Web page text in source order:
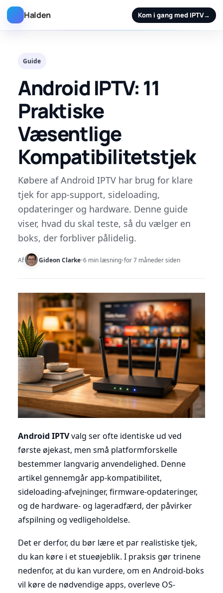
Halden Kom i gang med IPTV→
Guide
Android IPTV: 11
Praktiske
Væsentlige
Kompatibilitetstjek
Købere af Android IPTV har brug for klare
tjek for app-support, sideloading,
opdateringer og hardware. Denne guide
viser, hvad du skal teste, så du vælger en
boks, der forbliver pålidelig.
Af Gideon Clarke•6 min læsning•for 7 måneder siden
Android IPTVvalg ser ofte identiske ud ved
første øjekast, men små platformforskelle
bestemmer langvarig anvendelighed. Denne
artikel gennemgår app-kompatibilitet,
sideloading-afvejninger, firmware-opdateringer,
og de hardware- og lageradfærd, der påvirker
afspilning og vedligeholdelse.
Det er derfor, du bør lære et par realistiske tjek,
du kan køre i et stueøjeblik. I praksis gør trinene
nedenfor, at du kan vurdere, om en Android-boks
vil køre de nødvendige apps, overleve OS-